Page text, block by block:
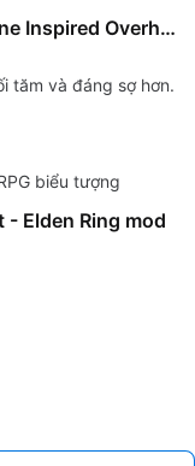
GRACEBORNE - Bloodborne Inspired Overhaul
tăm và đáng sợ hơn.
biểu tượng
Elden Ring mod